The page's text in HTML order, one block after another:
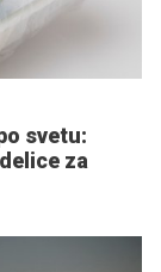
svetu:
za